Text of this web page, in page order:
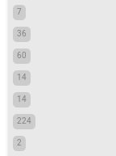
7
36
60
14
14
224
2